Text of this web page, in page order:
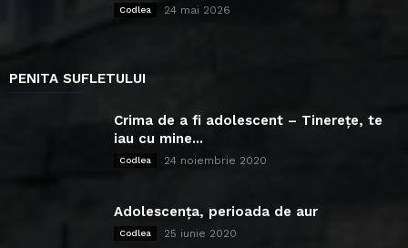
Codlea 24 mai 2026
PENITA SUFLETULUI
Crima de a fi adolescent – Tinerețe, te
iau cu mine...
Codlea 24 noiembrie 2020
Adolescența, perioada de aur
Codlea 25 iunie 2020